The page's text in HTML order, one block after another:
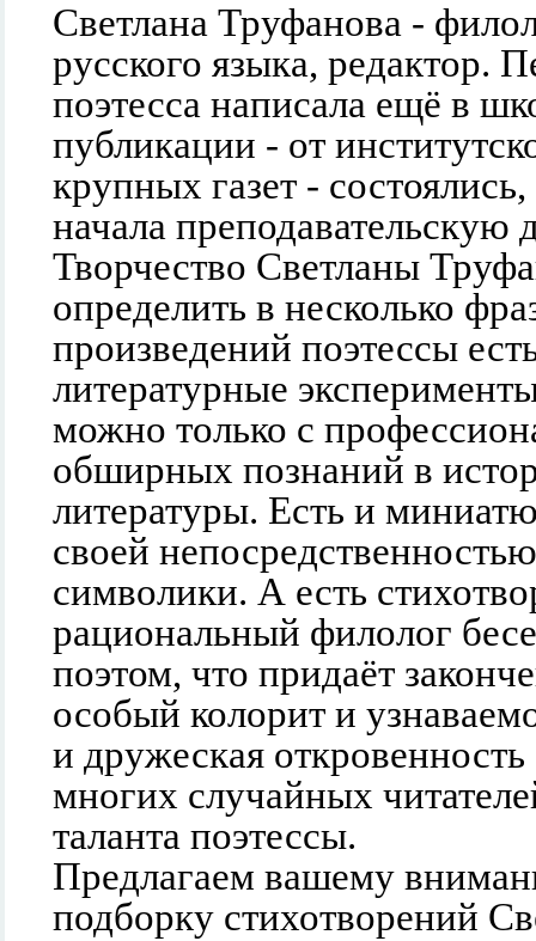
Светлана Труфанова -
русского языка, редактор.
поэтесса написала ещё в
публикации - от
крупных газет - состоялись,
начала преподавательскую
Творчество Светланы
определить в несколько
произведений поэтессы
литературные
можно только с
обширных познаний в
литературы. Есть и
своей
символики. А есть
рациональный филолог
поэтом, что придаёт
особый колорит и
и дружеская
многих случайных
таланта поэтессы.
Предлагаем вашему
подборку стихотворений